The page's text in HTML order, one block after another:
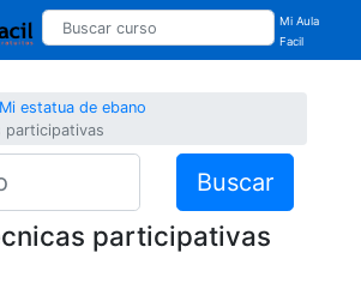
Mi Aula
Facil
Mi estatua de ebano
participativas
Buscar
participativas